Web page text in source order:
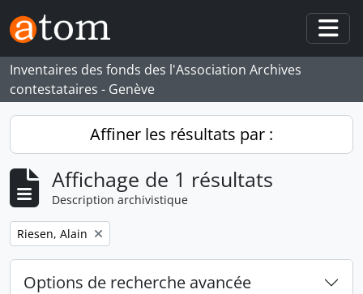
Skip to main content
Inventaires des fonds des l'Association Archives
contestataires - Genève
Affiner les résultats par :
Affichage de 1 résultats
Description archivistique
Remove filter:
Riesen, Alain
Options de recherche avancée